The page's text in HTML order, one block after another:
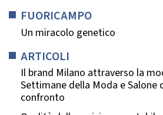
FUORICAMPO
Un miracolo genetico
ARTICOLI
Il brand Milano attraverso la
Settimane della Moda e Salone
confronto